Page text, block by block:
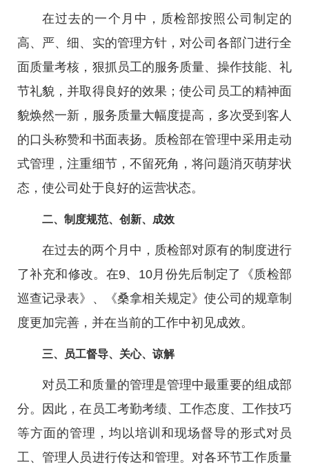
在过去的一个月中，质检部按照公司制定的
高、严、细、实的管理方针，对公司各部门进行全
面质量考核，狠抓员工的服务质量、操作技能、礼
节礼貌，并取得良好的效果；使公司员工的精神面
貌焕然一新，服务质量大幅度提高，多次受到客人
的口头称赞和书面表扬。质检部在管理中采用走动
式管理，注重细节，不留死角，将问题消灭萌芽状
态，使公司处于良好的运营状态。
二、制度规范、创新、成效
在过去的两个月中，质检部对原有的制度进行
了补充和修改。在9、10月份先后制定了《质检部
巡查记录表》、《桑拿相关规定》使公司的规章制
度更加完善，并在当前的工作中初见成效。
三、员工督导、关心、谅解
对员工和质量的管理是管理中最重要的组成部
分。因此，在员工考勤考绩、工作态度、工作技巧
等方面的管理，均以培训和现场督导的形式对员
工、管理人员进行传达和管理。对各环节工作质量